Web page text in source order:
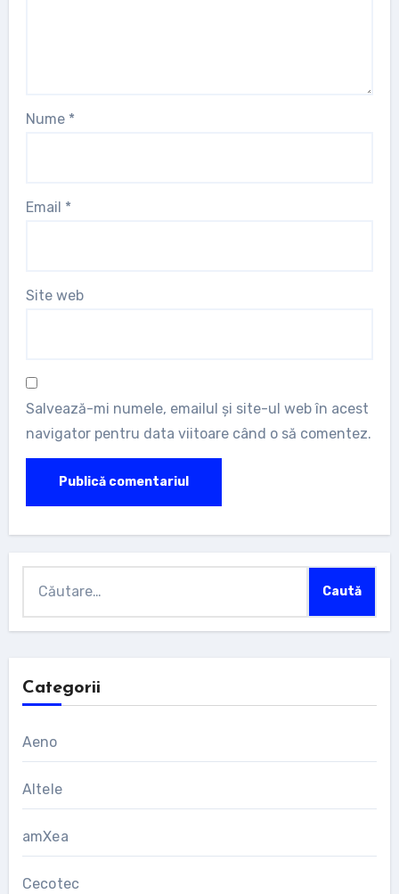
Nume *
Email *
Site web
Salvează-mi numele, emailul și site-ul web în acest
navigator pentru data viitoare când o să comentez.
după:
Categorii
Aeno
Altele
amXea
Cecotec